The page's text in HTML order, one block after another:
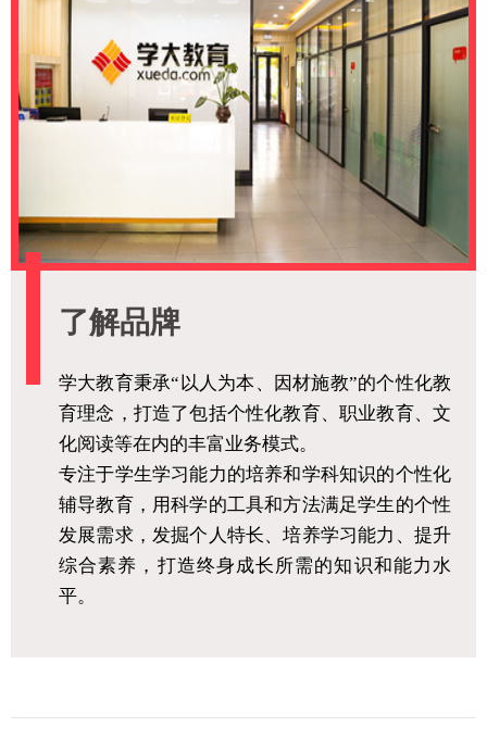
了解品牌
学大教育秉承“以人为本、因材施教”的个性化教
育理念，打造了包括个性化教育、职业教育、文
化阅读等在内的丰富业务模式。
专注于学生学习能力的培养和学科知识的个性化
辅导教育，用科学的工具和方法满足学生的个性
发展需求，发掘个人特长、培养学习能力、提升
综合素养，打造终身成长所需的知识和能力水
平。